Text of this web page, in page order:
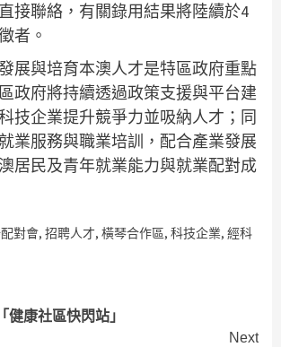
接聯絡，有關錄用結果將陸續於4
者。
展與培育本澳人才是特區政府重點
政府將持續透過政策支援與平台建
技企業提升競爭力並吸納人才；同
業服務與職業培訓，配合產業發展
居民及青年就業能力與就業配對成
對會, 招聘人才, 橫琴合作區, 科技企業, 經科
健康社區快閃站」
Next